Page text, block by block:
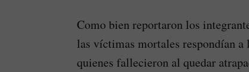
Como bien reportaron los
las víctimas mortales respondían
quienes fallecieron al quedar